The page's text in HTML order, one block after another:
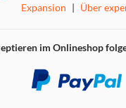
gelingen dir,
Expansion | Über
im Onlineshop